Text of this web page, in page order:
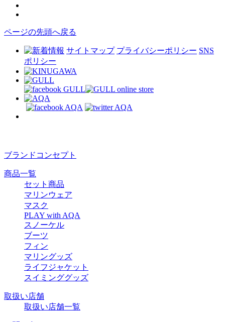
ページの先頭へ戻る
サイトマップ プライバシーポリシー SNS
ポリシー
ブランドコンセプト
商品一覧
セット商品
マリンウェア
マスク
PLAY with AQA
スノーケル
ブーツ
フィン
マリングッズ
ライフジャケット
スイミンググッズ
取扱い店舗
取扱い店舗一覧